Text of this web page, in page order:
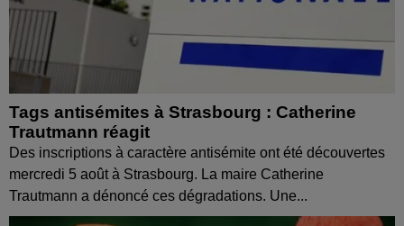
Tags antisémites à Strasbourg : Catherine
Trautmann réagit
Des inscriptions à caractère antisémite ont été découvertes
mercredi 5 août à Strasbourg. La maire Catherine
Trautmann a dénoncé ces dégradations. Une...